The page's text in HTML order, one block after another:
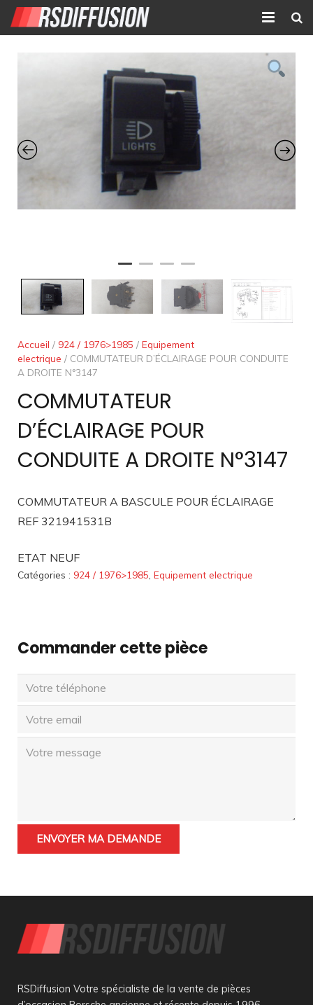
Nouvelles annonces
Atelier mécanique
Contact
Accueil / 924 / 1976>1985 / Equipement
electrique / COMMUTATEUR D’ÉCLAIRAGE POUR CONDUITE
A DROITE N°3147
COMMUTATEUR
D’ÉCLAIRAGE POUR
CONDUITE A DROITE N°3147
COMMUTATEUR A BASCULE POUR ÉCLAIRAGE
REF 321941531B
ETAT NEUF
Catégories : 924 / 1976>1985 Equipement electrique
Commander cette pièce
RSDiffusion Votre spécialiste de la vente de pièces